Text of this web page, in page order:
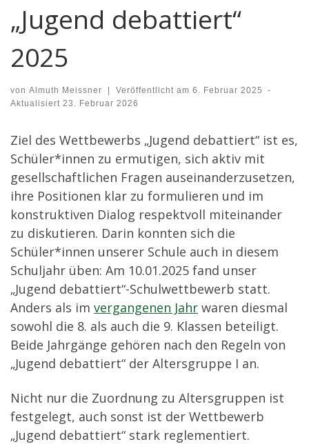
„Jugend debattiert“
2025
von Almuth Meissner Veröffentlicht am 6. Februar 2025
-
Aktualisiert 23. Februar 2026
Ziel des Wettbewerbs „Jugend debattiert“ ist es,
Schüler*innen zu ermutigen, sich aktiv mit
gesellschaftlichen Fragen auseinanderzusetzen,
ihre Positionen klar zu formulieren und im
konstruktiven Dialog respektvoll miteinander
zu diskutieren. Darin konnten sich die
Schüler*innen unserer Schule auch in diesem
Schuljahr üben: Am 10.01.2025 fand unser
„Jugend debattiert“-Schulwettbewerb statt.
Anders als im vergangenen Jahr waren diesmal
sowohl die 8. als auch die 9. Klassen beteiligt.
Beide Jahrgänge gehören nach den Regeln von
„Jugend debattiert“ der Altersgruppe I an.
Nicht nur die Zuordnung zu Altersgruppen ist
festgelegt, auch sonst ist der Wettbewerb
„Jugend debattiert“ stark reglementiert.